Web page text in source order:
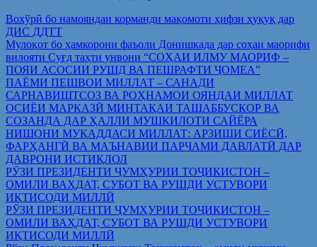
Вохўрӣ бо намояндаи корманди мақомоти ҳифзи ҳуқуқ дар
ДИС ДДТТ
Мулоқот бо ҳамкорони фаъоли Донишкада дар соҳаи маорифи
вилояти Суғд таҳти унвони “СОҲАИ ИЛМУ МАОРИФ –
ПОЯИ АСОСИИ РУШД ВА ПЕШРАФТИ ҶОМЕА”
ПАЁМИ ПЕШВОИ МИЛЛАТ – САНАДИ
САРНАВИШТСОЗ ВА РОҲНАМОИ ОЯНДАИ МИЛЛАТ
ОСИЁИ МАРКАЗӢ МИНТАҚАИ ТАШАББУСКОР ВА
СОЗАНДА ДАР ҲАЛЛИ МУШКИЛОТИ САЙЁРА
НИШОНИ МУҚАДДАСИ МИЛЛАТ: АРЗИШИ СИЁСӢ,
ФАРҲАНГӢ ВА МАЪНАВИИ ПАРЧАМИ ДАВЛАТӢ ДАР
ДАВРОНИ ИСТИҚЛОЛ
РӮЗИ ПРЕЗИДЕНТИ ҶУМҲУРИИ ТОҶИКИСТОН –
ОМИЛИ ВАҲДАТ, СУБОТ ВА РУШДИ УСТУВОРИ
ИҚТИСОДИ МИЛЛӢ
РӮЗИ ПРЕЗИДЕНТИ ҶУМҲУРИИ ТОҶИКИСТОН –
ОМИЛИ ВАҲДАТ, СУБОТ ВА РУШДИ УСТУВОРИ
ИҚТИСОДИ МИЛЛӢ